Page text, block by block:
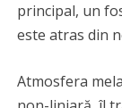
principal, un
este atras din
Atmosfera